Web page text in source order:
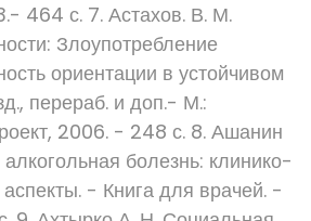
464 с. 7. Астахов. В. М.
Злоупотребление
ориентации в устойчивом
перераб. и доп.- М.:
2006. - 248 с. 8. Ашанин
болезнь: клинико-
аспекты. - Книга для врачей. -